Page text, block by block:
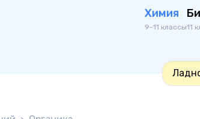
Химия
9-11 классы11